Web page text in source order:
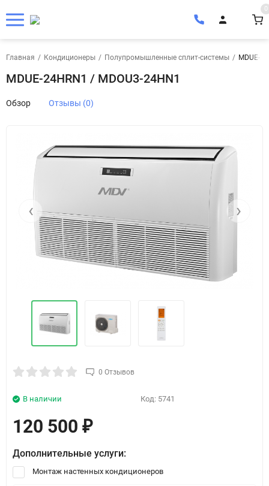
0
Главная / Кондиционеры / Полупромышленные сплит-системы / MDUE-
MDUE-24HRN1 / MDOU3-24HN1
Обзор Отзывы (0)
‹ ›
0 Отзывов
Код: 5741
В наличии
120 500 ₽
Дополнительные услуги:
Монтаж настенных кондиционеров